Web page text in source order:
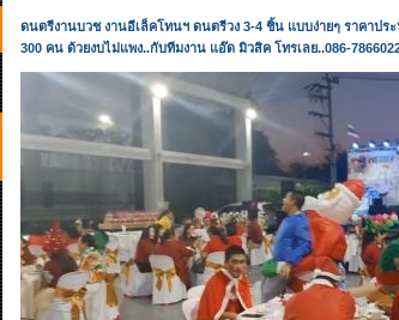
ดนตรีงานบวช งานอีเล็คโทนฯ ดนตรีวง 3-4 ชิ้น แบบง่ายๆ ราคาปร
300 คน ด้วยงบไม่แพง..กับทีมงาน แอ๊ด มิวสิค โทรเลย..086-